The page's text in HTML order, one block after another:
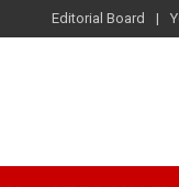
Editorial Board